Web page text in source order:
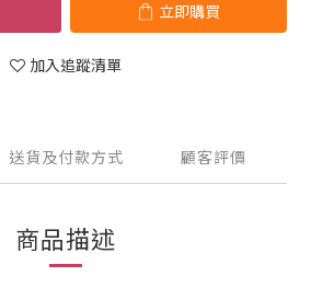
立即購買
加入追蹤清單
送貨及付款方式 顧客評價
商品描述